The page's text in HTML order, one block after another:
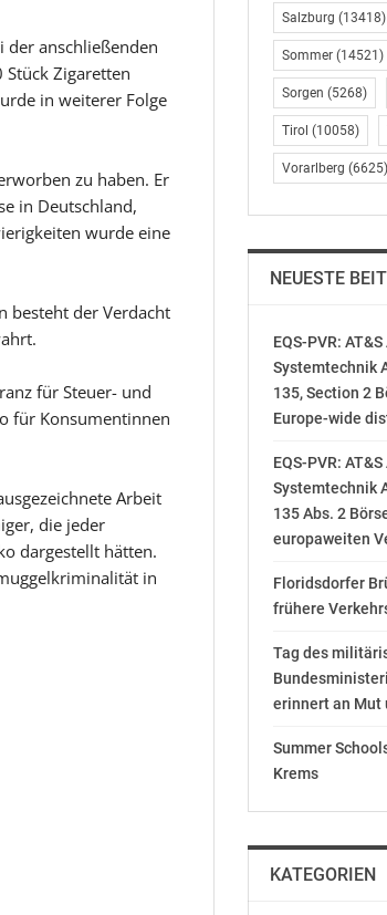
der anschließenden
Zigaretten
in weiterer Folge
zu haben. Er
in Deutschland,
wurde eine
besteht der Verdacht
für Steuer- und
für Konsumentinnen
Arbeit
die jeder
dargestellt hätten.
in
Salzburg (13418)
Sommer(14521)
Sorgen (5268)
Tirol (10058)
Vorarlberg (6625)
NEUESTE
EQS-PVR:
Systemtechnik
135, Section 2
Europe-wide
EQS-PVR:
Systemtechnik
135 Abs. 2
europaweiten
Floridsdorfer
frühere
Tag des
erinnert an Mut
Summer
Krems
KATEGORIEN